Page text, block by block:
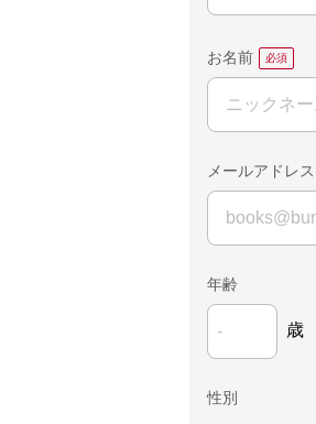
お名前
メールアドレス
年齢
歳
性別